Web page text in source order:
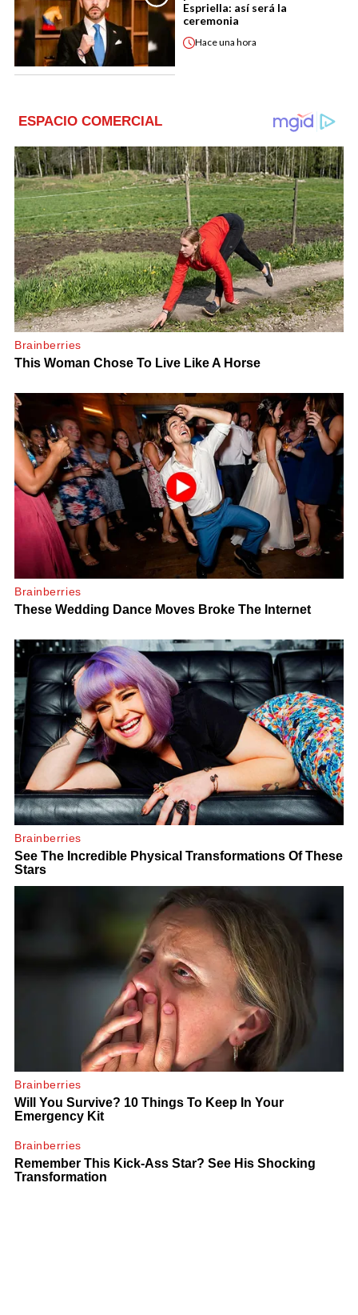
Espriella: así será la
ceremonia
Haceuna hora